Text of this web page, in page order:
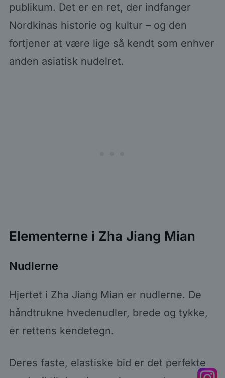
publikum. Det er en ret, der indfanger
Nordkinas historie og kultur – og den
fortjener at være lige så kendt som enhver
anden asiatisk nudelret.
Elementerne i Zha Jiang Mian
Nudlerne
Hjertet i Zha Jiang Mian er nudlerne. De
håndtrukne hvedenudler, brede og tykke,
er rettens kendetegn.
Deres faste, elastiske bid er det perfekte